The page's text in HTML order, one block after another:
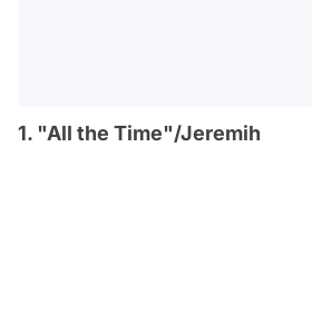
1. "All the Time"/Jeremih